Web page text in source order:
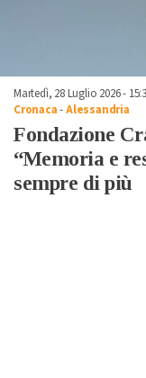
Martedì, 28 Luglio 2026 -
Cronaca-Alessandria
Fondazione
“Memoria e
sempre di più